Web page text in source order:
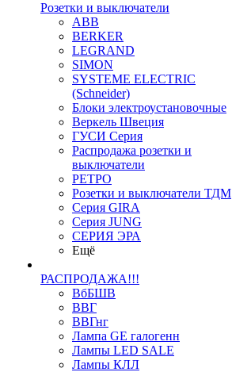
Розетки и выключатели
ABB
BERKER
LEGRAND
SIMON
SYSTEME ELECTRIC
(Schneider)
Блоки электроустановочные
Веркель Швеция
ГУСИ Серия
Распродажа розетки и
выключатели
РЕТРО
Розетки и выключатели ТДМ
Серия GIRA
Серия JUNG
СЕРИЯ ЭРА
Ещё
РАСПРОДАЖА!!!
ВбБШВ
ВВГ
ВВГнг
Лампа GE галогенн
Лампы LED SALE
Лампы КЛЛ